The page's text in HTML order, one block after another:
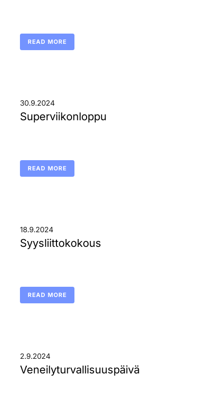
READ MORE
30.9.2024
Superviikonloppu
READ MORE
18.9.2024
Syysliittokokous
READ MORE
2.9.2024
Veneilyturvallisuuspäivä